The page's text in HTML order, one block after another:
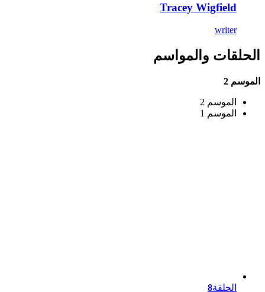
Tracey Wigfield
writer
الحلقات والمواسم
الموسم 2
الموسم 2
الموسم 1
الحلقة8